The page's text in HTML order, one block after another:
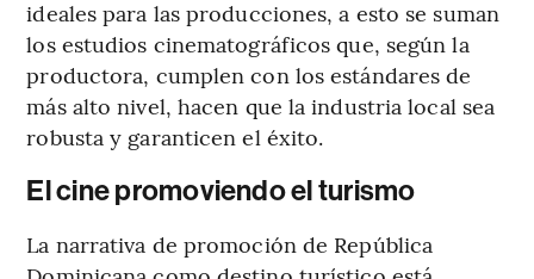
ideales para las producciones, a esto se suman
los estudios cinematográficos que, según la
productora, cumplen con los estándares de
más alto nivel, hacen que la industria local sea
robusta y garanticen el éxito.
El cine promoviendo el turismo
La narrativa de promoción de República